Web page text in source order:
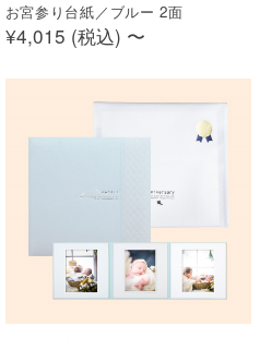
お宮参り台紙／ブルー 2面
¥4,015 (税込) 〜